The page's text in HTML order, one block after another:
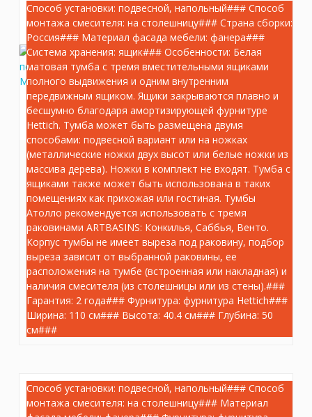
Способ установки: подвесной, напольный### Способ
монтажа смесителя: на столешницу### Страна сборки:
Россия### Материал фасада мебели: фанера###
Система хранения: ящик### Особенности: Белая
матовая тумба с тремя вместительными ящиками
полного выдвижения и одним внутренним
передвижным ящиком. Ящики закрываются плавно и
бесшумно благодаря амортизирующей фурнитуре
Hettich. Тумба может быть размещена двумя
способами: подвесной вариант или на ножках
(металлические ножки двух высот или белые ножки из
массива дерева). Ножки в комплект не входят. Тумба с
ящиками также может быть использована в таких
помещениях как прихожая или гостиная. Тумбы
Атолло рекомендуется использовать с тремя
раковинами ARTBASINS: Конкилья, Саббья, Венто.
Корпус тумбы не имеет выреза под раковину, подбор
выреза зависит от выбранной раковины, ее
расположения на тумбе (встроенная или накладная) и
наличия смесителя (из столешницы или из стены).###
Гарантия: 2 года### Фурнитура: фурнитура Hettich###
Ширина: 110 см### Высота: 40.4 см### Глубина: 50
см###
AT.110/WHT.M Тумба Atollo/Атолло
напольная/подвесная с ящиками 110,
белая матовая
Артикул:AT.110/WHT.M
Вес: 48.5 кг
26 560.80 руб.
– + шт.
Способ установки: подвесной, напольный### Способ
монтажа смесителя: на столешницу### Материал